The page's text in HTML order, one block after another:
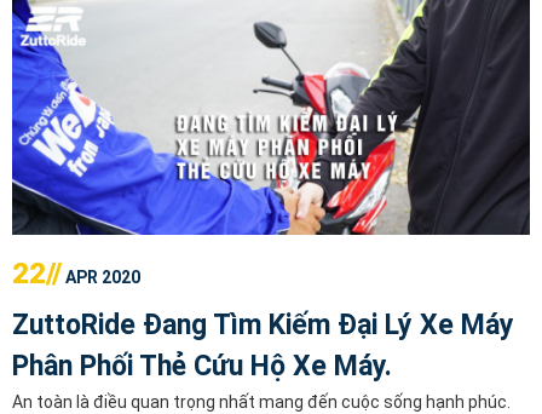
22//APR 2020
ZuttoRide Đang Tìm Kiếm Đại Lý Xe Máy
Phân Phối Thẻ Cứu Hộ Xe Máy.
An toàn là điều quan trọng nhất mang đến cuộc sống hạnh phúc.